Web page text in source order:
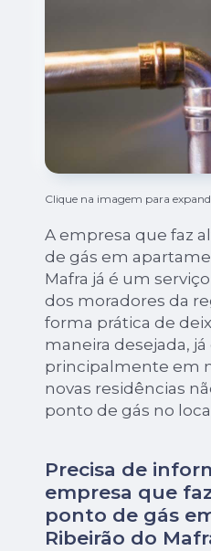
Clique na imagem para
A empresa que faz
de gás em
Mafra já é um
dos moradores da
forma prática de
maneira desejada, já
principalmente em
novas residências
ponto de gás no
Precisa de
empresa que
ponto de gás
Ribeirão do